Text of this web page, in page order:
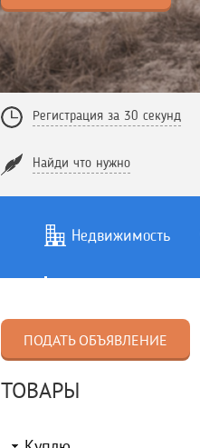
Регистрация за 30 секунд
Найди что нужно
Недвижимость
ПОДАТЬ ОБЪЯВЛЕНИЕ
ТОВАРЫ